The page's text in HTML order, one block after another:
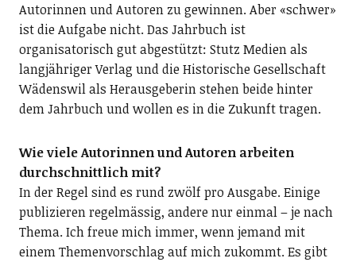
Autorinnen und Autoren zu gewinnen. Aber «schwer»
ist die Aufgabe nicht. Das Jahrbuch ist
organisatorisch gut abgestützt: Stutz Medien als
langjähriger Verlag und die Historische Gesellschaft
Wädenswil als Herausgeberin stehen beide hinter
dem Jahrbuch und wollen es in die Zukunft tragen.
Wie viele Autorinnen und Autoren arbeiten
durchschnittlich mit?
In der Regel sind es rund zwölf pro Ausgabe. Einige
publizieren regelmässig, andere nur einmal – je nach
Thema. Ich freue mich immer, wenn jemand mit
einem Themenvorschlag auf mich zukommt. Es gibt